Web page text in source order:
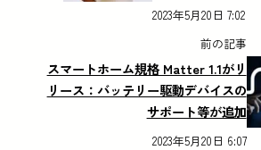
2023年5月20日 7:02
前の記事
スマートホーム規格 Matter 1.1がリ
リース：バッテリー駆動デバイスの
サポート等が追加
2023年5月20日 6:07